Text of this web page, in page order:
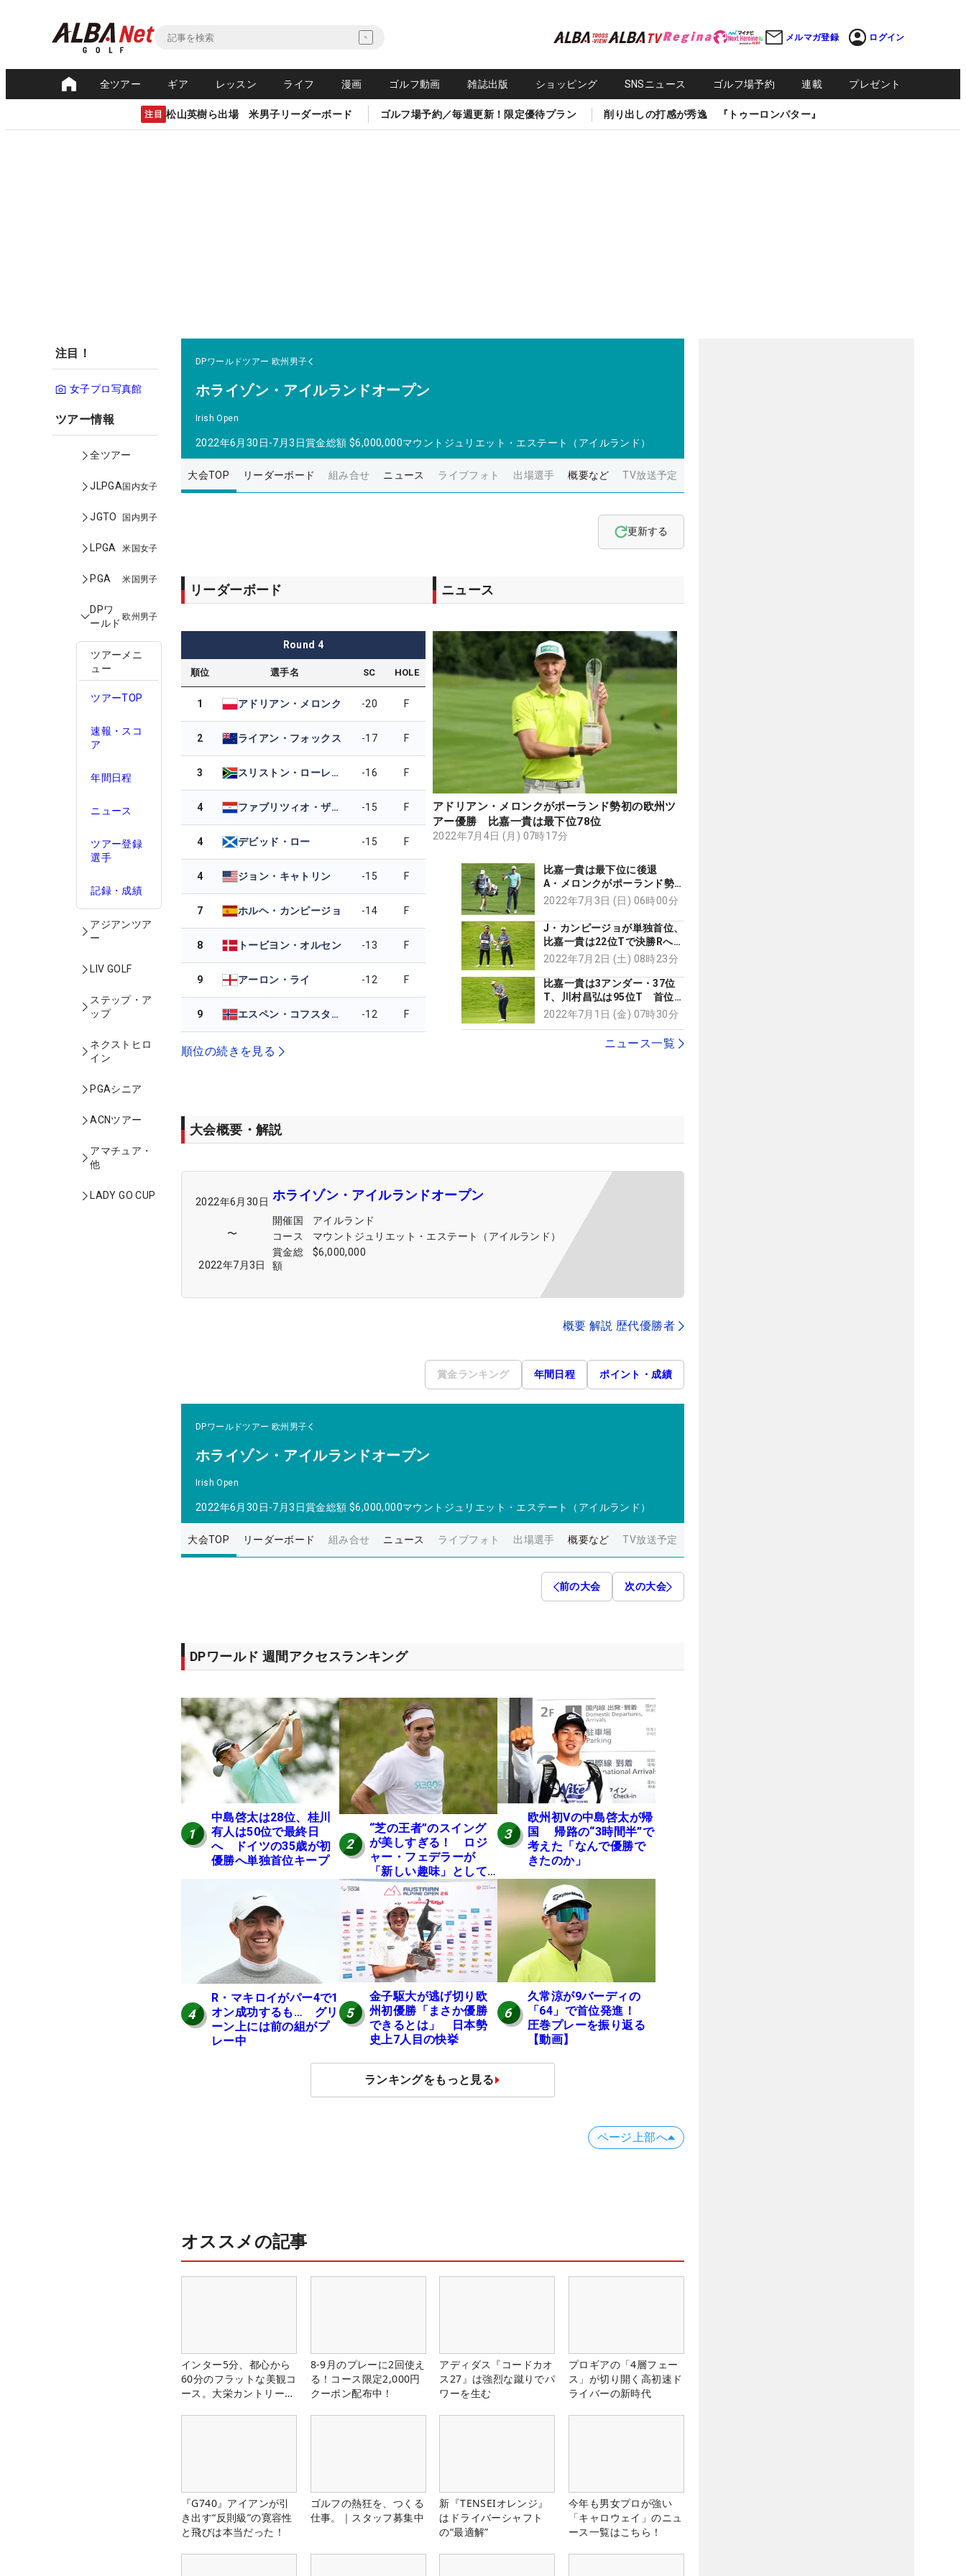
メルマガ登録 ログイン
全ツアー ギア レッスン ライフ 漫画 ゴルフ動画 雑誌出版 ショッピング SNSニュース ゴルフ場予約 連載 プレゼント
注目 松山英樹ら出場 米男子リーダーボード ゴルフ場予約／毎週更新！限定優待プラン 削り出しの打感が秀逸 『トゥーロンパター』
注目！
女子プロ写真館
ツアー情報
全ツアー
JLPGA国内女子
JGTO 国内男子
LPGA 米国女子
PGA 米国男子
DPワ
ールド
欧州男子
ツアーメニ
ュー
ツアーTOP
速報・スコ
ア
年間日程
ニュース
ツアー登録
選手
記録・成績
アジアンツア
ー
LIV GOLF
ステップ・ア
ップ
ネクストヒロ
イン
PGAシニア
ACNツアー
アマチュア・
他
LADY GO CUP
DPワールドツアー 欧州男子
ホライゾン・アイルランドオープン
Irish Open
2022年6月30日-7月3日賞金総額 $6,000,000マウントジュリエット・エステート（アイルランド）
大会TOP リーダーボード 組み合せ ニュース ライブフォト 出場選手 概要など TV放送予定
更新する
リーダーボード
Round 4
順位 選手名 SC HOLE
1 アドリアン・メロンク -20 F
2 ライアン・フォックス -17 F
3 スリストン・ローレンス -16 F
4 ファブリツィオ・ザノッティ -15 F
4 デビッド・ロー -15 F
4 ジョン・キャトリン -15 F
7 ホルヘ・カンピージョ -14 F
8 トービヨン・オルセン -13 F
9 アーロン・ライ -12 F
9 エスペン・コフスタッド -12 F
順位の続きを見る
ニュース
アドリアン・メロンクがポーランド勢初の欧州ツ
アー優勝 比嘉一貴は最下位78位
2022年7月4日 (月) 07時17分
比嘉一貴は最下位に後退
A・メロンクがポーランド勢
として初の欧州ツアー優勝に
2022年7月3日 (日) 06時00分
J・カンピージョが単独首位、
比嘉一貴は22位Tで決勝Rへ
川村昌弘は予選落ち
2022年7月2日 (土) 08時23分
比嘉一貴は3アンダー・37位
T、川村昌弘は95位T 首位に
ライアン・フォックス
2022年7月1日 (金) 07時30分
ニュース一覧
大会概要・解説
2022年6月30日
〜
2022年7月3日
ホライゾン・アイルランドオープン
開催国
アイルランド
コース
マウントジュリエット・エステート（アイルランド）
賞金総
額
$6,000,000
概要 解説 歴代優勝者
賞金ランキング 年間日程 ポイント・成績
DPワールドツアー 欧州男子
ホライゾン・アイルランドオープン
Irish Open
2022年6月30日-7月3日賞金総額 $6,000,000マウントジュリエット・エステート（アイルランド）
大会TOP リーダーボード 組み合せ ニュース ライブフォト 出場選手 概要など TV放送予定
前の大会 次の大会
DPワールド 週間アクセスランキング
1
中島啓太は28位、桂川
有人は50位で最終日
へ ドイツの35歳が初
優勝へ単独首位キープ
2
“芝の王者”のスイング
が美しすぎる！ ロジ
ャー・フェデラーが
「新しい趣味」として
ゴルフに挑戦中！
3
欧州初Vの中島啓太が帰
国 帰路の“3時間半”で
考えた「なんで優勝で
きたのか」
4
R・マキロイがパー4で1
オン成功するも… グリ
ーン上には前の組がプ
レー中
5
金子駆大が逃げ切り欧
州初優勝「まさか優勝
できるとは」 日本勢
史上7人目の快挙
6
久常涼が9バーディの
「64」で首位発進！
圧巻プレーを振り返る
【動画】
ランキングをもっと見る
ページ上部へ
オススメの記事
インター5分、都心から
60分のフラットな美観コ
ース。大栄カントリー俱
8-9月のプレーに2回使え
る！コース限定2,000円
クーポン配布中！
アディダス『コードカオ
ス27』は強烈な蹴りでパ
ワーを生む
プロギアの「4層フェー
ス」が切り開く高初速ド
ライバーの新時代
『G740』アイアンが引
き出す“反則級”の寛容性
と飛びは本当だった！
ゴルフの熱狂を、つくる
仕事。｜スタッフ募集中
新『TENSEIオレンジ』
はドライバーシャフト
の“最適解”
今年も男女プロが強い
「キャロウェイ」のニュ
ース一覧はこちら！